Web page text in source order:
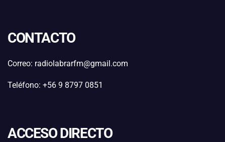
CONTACTO
Correo: radiolabrarfm@gmail.com
Teléfono: +56 9 8797 0851
ACCESO DIRECTO